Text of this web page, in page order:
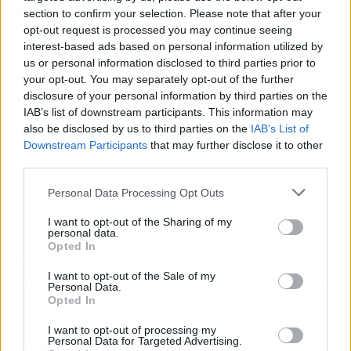
section to confirm your selection. Please note that after your
opt-out request is processed you may continue seeing
interest-based ads based on personal information utilized by
us or personal information disclosed to third parties prior to
your opt-out. You may separately opt-out of the further
disclosure of your personal information by third parties on the
IAB’s list of downstream participants. This information may
also be disclosed by us to third parties on the IAB’s List of
Downstream Participants that may further disclose it to other
Personal Data Processing Opt Outs
I want to opt-out of the Sharing of my
personal data.
Opted In
I want to opt-out of the Sale of my
Personal Data.
Opted In
I want to opt-out of processing my
Personal Data for Targeted Advertising.
Granada con niños
Calzado cómodo: las calles del centro histórico
son empedradas y con cuestas.
Protección solar y agua: especialmente en los
días soleados, incluso fuera del verano.
Tiempo suficiente para explorar: no hace falta
verlo todo en un día. Lo ideal es disfrutar a
ritmo lento y dejar espacio para el juego, el
descanso y la observación.
histórico permite moverse a pie y descansar sin
necesidad de traslados.
Granada, una ciudad que se vive